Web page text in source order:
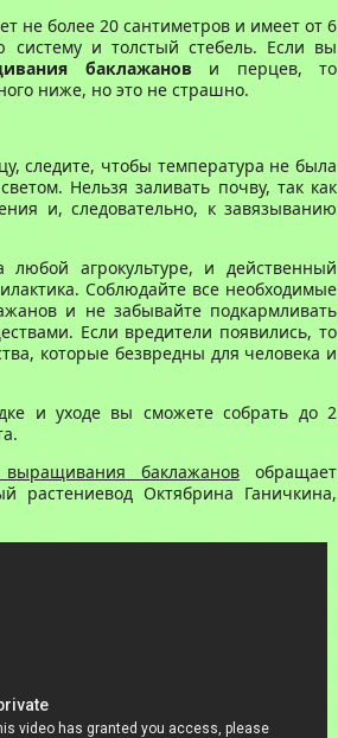
не более 20 сантиметров и имеет от 6
и толстый стебель. Если вы
баклажанов и перцев, то
ниже, но это не страшно.
следите, чтобы температура не была
Нельзя заливать почву, так как
и, следовательно, к завязыванию
любой агрокультуре, и действенный
Соблюдайте все необходимые
и не забывайте подкармливать
Если вредители появились, то
которые безвредны для человека и
и уходе вы сможете собрать до 2
выращивания баклажанов обращает
растениевод Октябрина Ганичкина,